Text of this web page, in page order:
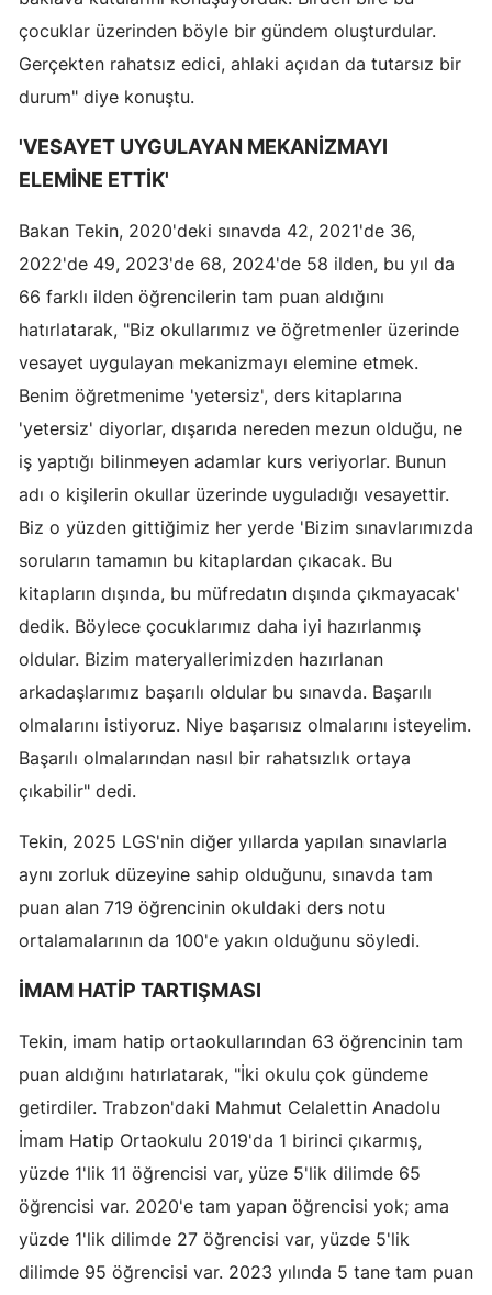
Samsun
Tokat
Trabzon
Tunceli
Şanlıurfa
Uşak
Van
Yozgat
Aksaray
Bayburt
Kırıkkale
Şırnak
Ardahan
Karabük
Kilis
Osmaniye
Düzce
çocuklar üzerinden böyle bir gündem oluşturdular.
Gerçekten rahatsız edici, ahlaki açıdan da tutarsız bir
durum" diye konuştu.
'VESAYET UYGULAYAN MEKANİZMAYI
ELEMİNE ETTİK'
Bakan Tekin, 2020'deki sınavda 42, 2021'de 36,
2022'de 49, 2023'de 68, 2024'de 58 ilden, bu yıl da
66 farklı ilden öğrencilerin tam puan aldığını
hatırlatarak, "Biz okullarımız ve öğretmenler üzerinde
vesayet uygulayan mekanizmayı elemine etmek.
Benim öğretmenime 'yetersiz', ders kitaplarına
'yetersiz' diyorlar, dışarıda nereden mezun olduğu, ne
iş yaptığı bilinmeyen adamlar kurs veriyorlar. Bunun
adı o kişilerin okullar üzerinde uyguladığı vesayettir.
Biz o yüzden gittiğimiz her yerde 'Bizim sınavlarımızda
soruların tamamın bu kitaplardan çıkacak. Bu
kitapların dışında, bu müfredatın dışında çıkmayacak'
dedik. Böylece çocuklarımız daha iyi hazırlanmış
oldular. Bizim materyallerimizden hazırlanan
arkadaşlarımız başarılı oldular bu sınavda. Başarılı
olmalarını istiyoruz. Niye başarısız olmalarını isteyelim.
Başarılı olmalarından nasıl bir rahatsızlık ortaya
çıkabilir" dedi.
Tekin, 2025 LGS'nin diğer yıllarda yapılan sınavlarla
aynı zorluk düzeyine sahip olduğunu, sınavda tam
puan alan 719 öğrencinin okuldaki ders notu
ortalamalarının da 100'e yakın olduğunu söyledi.
İMAM HATİP TARTIŞMASI
Tekin, imam hatip ortaokullarından 63 öğrencinin tam
puan aldığını hatırlatarak, "İki okulu çok gündeme
getirdiler. Trabzon'daki Mahmut Celalettin Anadolu
İmam Hatip Ortaokulu 2019'da 1 birinci çıkarmış,
yüzde 1'lik 11 öğrencisi var, yüze 5'lik dilimde 65
öğrencisi var. 2020'e tam yapan öğrencisi yok; ama
yüzde 1'lik dilimde 27 öğrencisi var, yüzde 5'lik
dilimde 95 öğrencisi var. 2023 yılında 5 tane tam puan